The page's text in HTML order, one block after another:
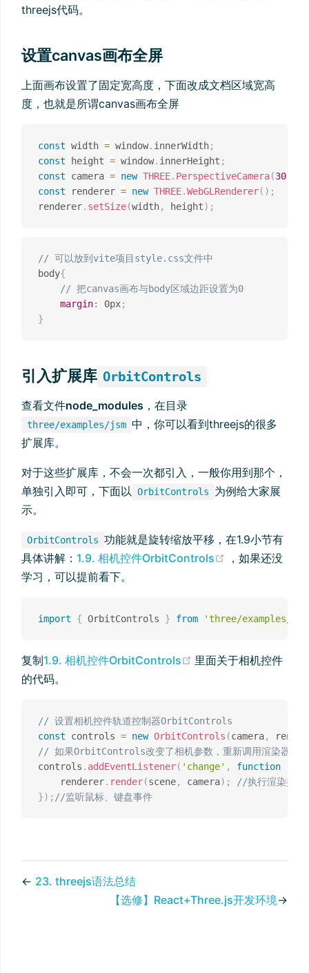
threejs代码。
设置canvas画布全屏
上面画布设置了固定宽高度，下面改成文档区域宽高
度，也就是所谓canvas画布全屏
const width = window. innerWidth;
const height = window. innerHeight ;
const camera = new THREE. PerspectiveCamera(30
const renderer = new THREE.WebGLRenderer( ) ;
renderer. setSize(width, height) ;
// 可以放到vite项目style.css文件中
body{
// 把canvas画布与body区域边距设置为0
margin: 0px;
}
引入扩展库 OrbitControls
查看文件node_modules ，在目录
three/examples/jsm 中，你可以看到threejs的很多
扩展库。
对于这些扩展库，不会一次都引入，一般你用到那个，
单独引入即可，下面以
OrbitControls
为例给大家展
示。
OrbitControls 功能就是旋转缩放平移，在1.9小节有
具体讲解： 1.9. 相机控件OrbitControls (opens new
，如果还没
学习，可以提前看下。
import { OrbitControls } from 'three/examples/
复制1.9. 相机控件OrbitControls (opens new window)
里面关于相机控件
的代码。
// 设置相机控件轨道控制器OrbitControls
const controls = new OrbitControls (camera,
// 如果OrbitControls改变了相机参数，重新调用渲染器渲
controls . addEventListener( 'change' , function
    renderer
. render(scene, camera) ;
//执行渲染操作
}) ; //监听鼠标、键盘事件
← 23. threejs语法总结
【选修】React+Three.js开发环境→